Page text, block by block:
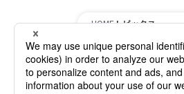
HOMEトピックス